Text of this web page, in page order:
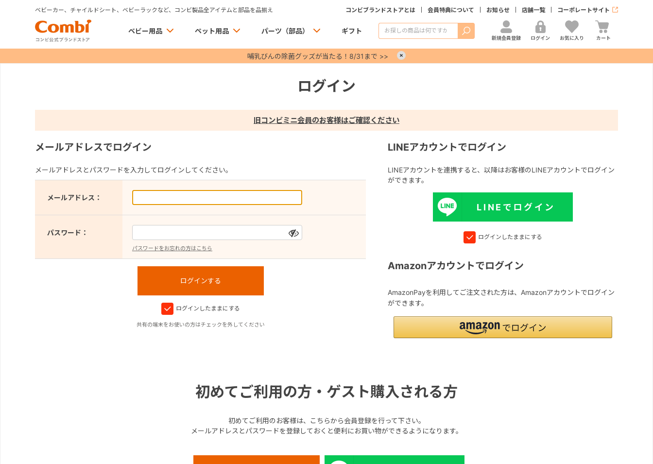
ベビーカー、チャイルドシート、ベビーラックなど、コンビ製品全アイテムと部品を品揃え コンビブランドストアとは 会員特典について お知らせ 店舗一覧 コーポレートサイト
ベビー用品 ペット用品 パーツ（部品） ギフト 検索
新規会員登録 ログイン お気に入り カート
哺乳びんの除菌グッズが当たる！8/31まで >>
ログイン
旧コンビミニ会員のお客様はご確認ください
メールアドレスでログイン
メールアドレスとパスワードを入力してログインしてください。
メールアドレス：
パスワード：
パスワードをお忘れの方はこちら
ログインしたままにする
共有の端末をお使いの方はチェックを外してください
LINEアカウントでログイン
LINEアカウントを連携すると、以降はお客様のLINEアカウントでログイン
ができます。
LINEでログイン
ログインしたままにする
Amazonアカウントでログイン
AmazonPayを利用してご注文された方は、Amazonアカウントでログイン
ができます。
初めてご利用の方・ゲスト購入される方
初めてご利用のお客様は、こちらから会員登録を行って下さい。
メールアドレスとパスワードを登録しておくと便利にお買い物ができるようになります。